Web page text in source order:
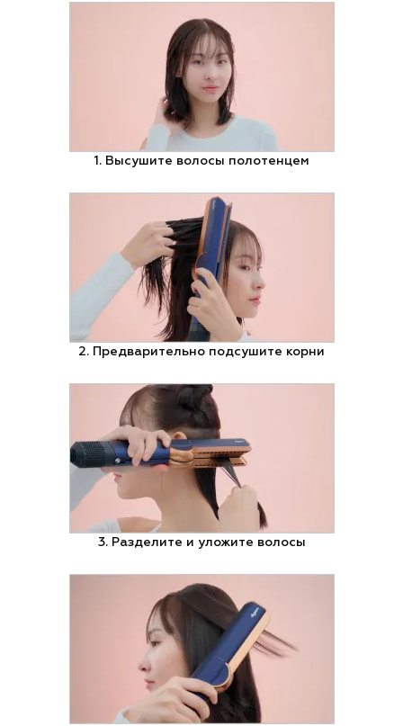
1. Высушите волосы полотенцем
2. Предварительно подсушите корни
3. Разделите и уложите волосы